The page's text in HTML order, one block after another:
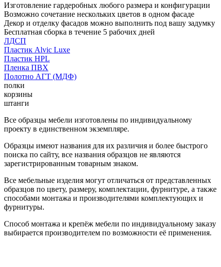
Изготовление гардеробных любого размера и конфигурации
Возможно сочетание нескольких цветов в одном фасаде
Декор и отделку фасадов можно выполнить под вашу задумку
Бесплатная сборка в течение 5 рабочих дней
ЛДСП
Пластик Alvic Luxe
Пластик HPL
Пленка ПВХ
Полотно АГТ (МДФ)
полки
корзины
штанги
Все образцы мебели изготовлены по индивидуальному
проекту в единственном экземпляре.
Образцы имеют названия для их различия и более быстрого
поиска по сайту, все названия образцов не являются
зарегистрированным товарным знаком.
Все мебельные изделия могут отличаться от представленных
образцов по цвету, размеру, комплектации, фурнитуре, а также
способами монтажа и производителями комплектующих и
фурнитуры.
Способ монтажа и крепёж мебели по индивидуальному заказу
выбирается производителем по возможности её применения.